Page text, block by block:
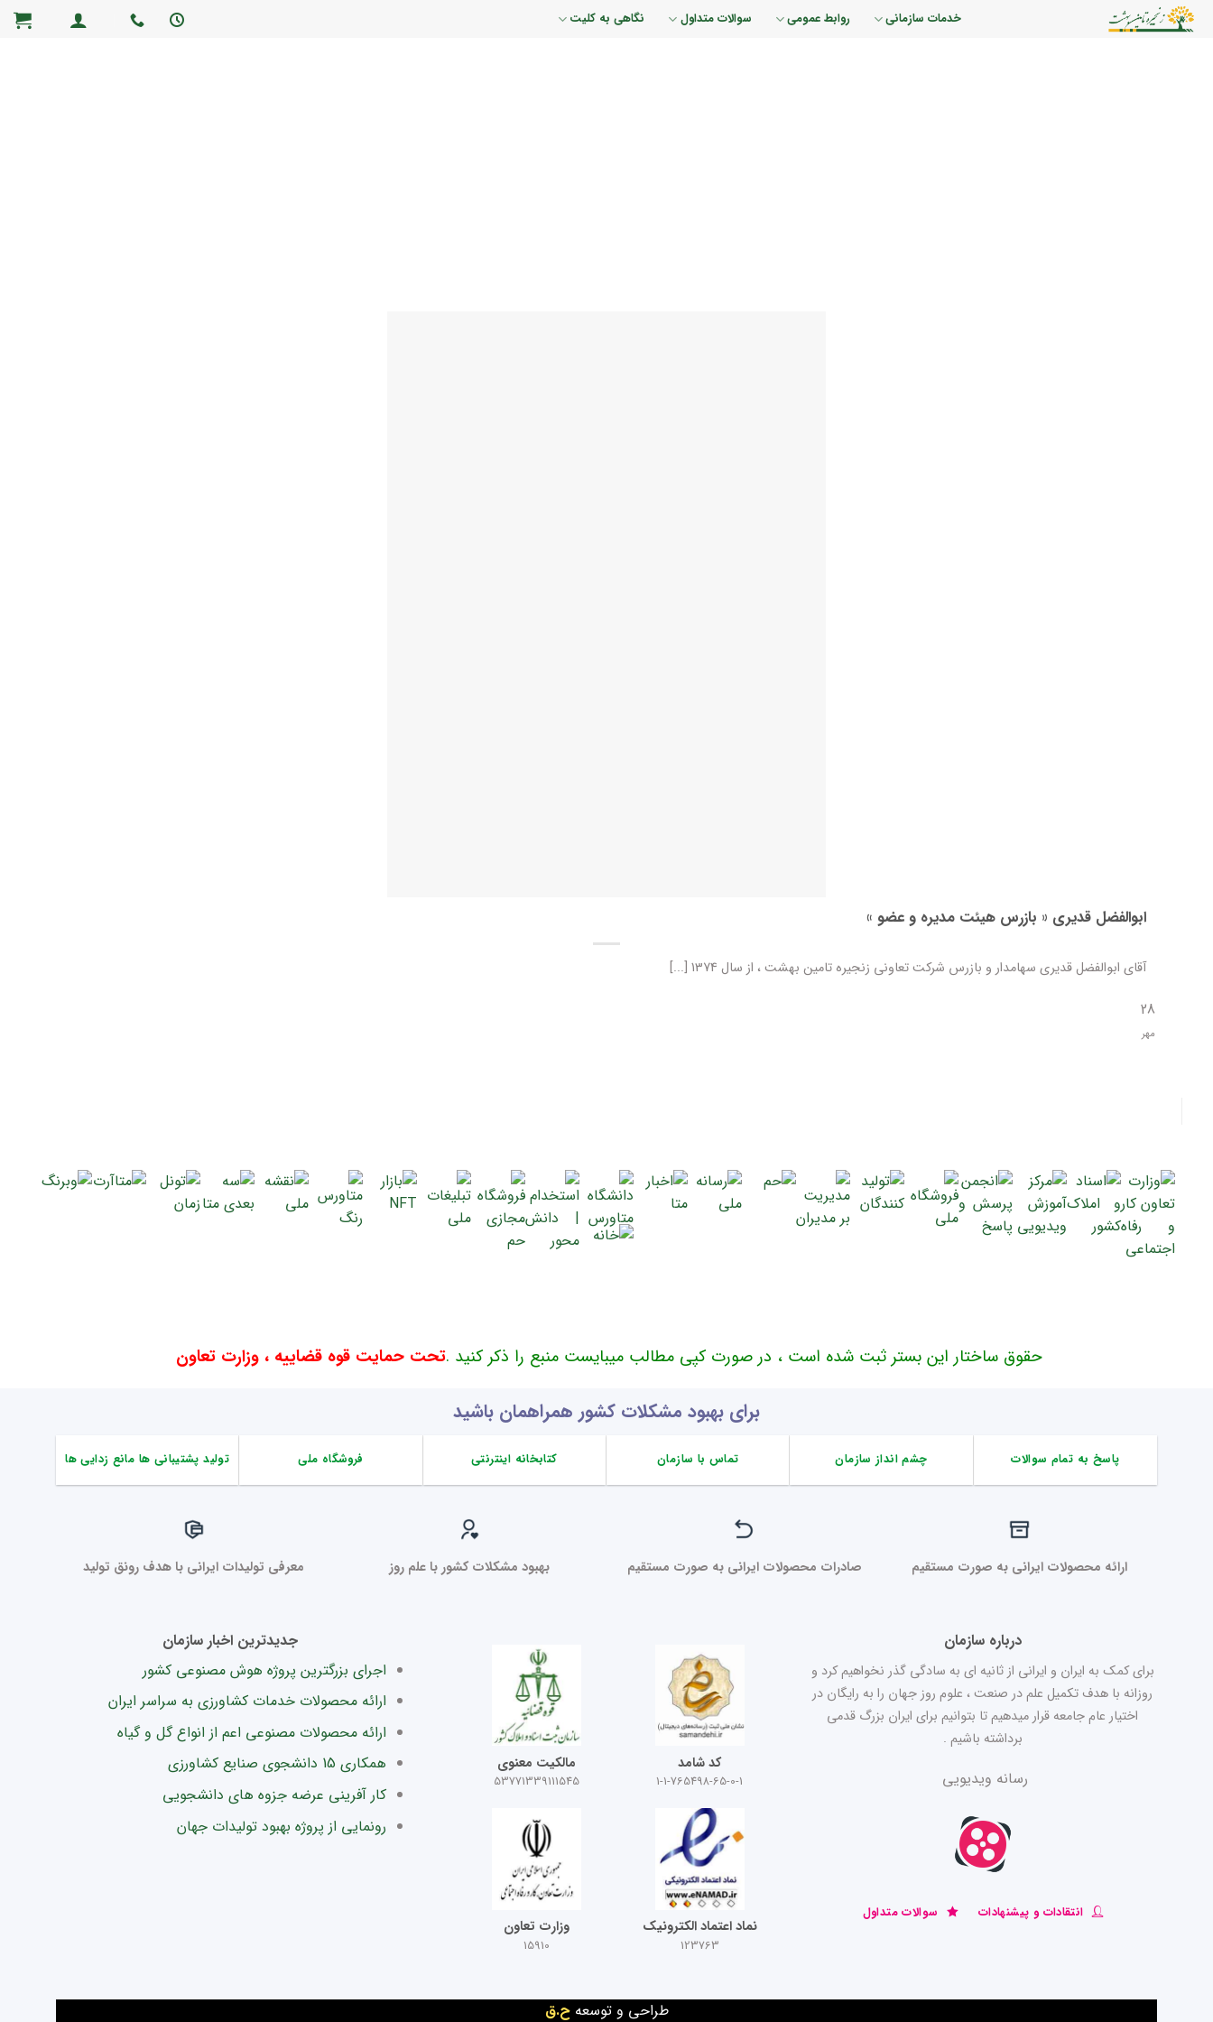
پرش
خدمات سازمانی روابط عمومی سوالات متداول نگاهی به کلیت
ابوالفضل قدیری « بازرس هیئت مدیره و عضو »
آقای ابوالفضل قدیری سهامدار و بازرس شرکت تعاونی زنجیره تامین بهشت ، از سال 1374 [...]
28
مهر
حقوق ساختار این بستر ثبت شده است ، در صورت کپی مطالب میبایست منبع را ذکر کنید .تحت حمایت قوه قضاییه ، وزارت تعاون
برای بهبود مشکلات کشور همراهمان باشید
پاسخ به تمام سوالات چشم انداز سازمان تماس با سازمان کتابخانه اینترنتی فروشگاه ملی تولید پشتیبانی ها مانع زدایی ها
ارائه محصولات ایرانی به صورت مستقیم صادرات محصولات ایرانی به صورت مستقیم بهبود مشکلات کشور با علم روز معرفی تولیدات ایرانی با هدف رونق تولید
درباره سازمان
برای کمک به ایران و ایرانی از ثانیه ای به سادگی گذر نخواهیم کرد و
روزانه با هدف تکمیل علم در صنعت ، علوم روز جهان را به رایگان در
اختیار عام جامعه قرار میدهیم تا بتوانیم برای ایران بزرگ قدمی
برداشته باشیم .
رسانه ویدیویی
انتقادات و پیشنهادات سوالات متداول
کد شامد
1-1-765498-65-0-1
مالکیت معنوی
53771339111545
نماد اعتماد الکترونیک
123763
وزارت تعاون
15910
جدیدترین اخبار سازمان
اجرای بزرگترین پروژه هوش مصنوعی کشور
ارائه محصولات خدمات کشاورزی به سراسر ایران
ارائه محصولات مصنوعی اعم از انواع گل و گیاه
همکاری 15 دانشجوی صنایع کشاورزی
کار آفرینی عرضه جزوه های دانشجویی
رونمایی از پروژه بهبود تولیدات جهان
طراحی و توسعه ح.ق